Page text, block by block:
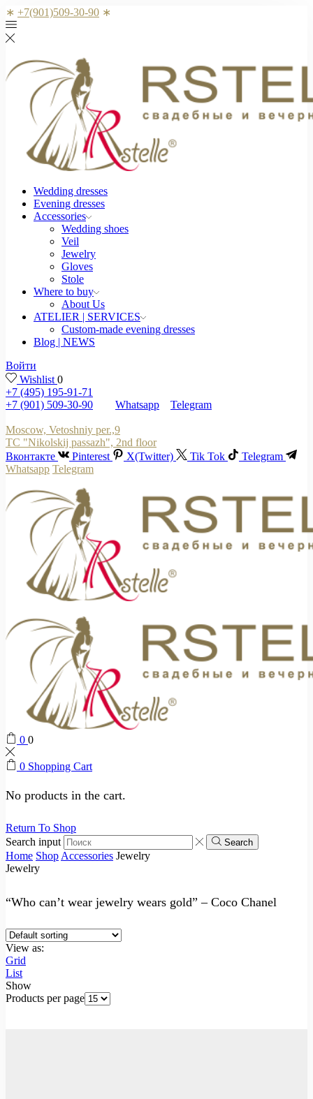
∗ +7(901)509-30-90 ∗
Wedding dresses
Evening dresses
Accessories
Wedding shoes
Veil
Jewelry
Gloves
Stole
Where to buy
About Us
ATELIER | SERVICES
Custom-made evening dresses
Blog | NEWS
Войти
Wishlist 0
+7 (495) 195-91-71
+7 (901) 509-30-90
Whatsapp Telegram
Moscow, Vetoshniy per.,9
TC "Nikolskij passazh", 2nd floor
Вконтакте
Pinterest X(Twitter) Tik Tok
Telegram
Whatsapp Telegram
0 0
0 Shopping Cart
No products in the cart.
Return To Shop
Search input
Search
Home ShopAccessories Jewelry
Jewelry
“Who can’t wear jewelry wears gold” – Coco Chanel
View as:
Grid
List
Show
Products per page